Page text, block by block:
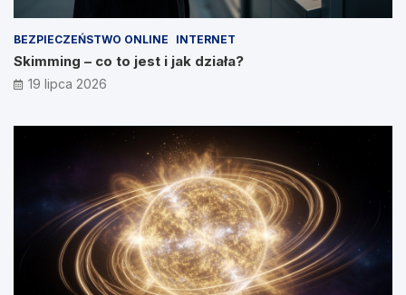
BEZPIECZEŃSTWO ONLINE INTERNET
Skimming – co to jest i jak działa?
19 lipca 2026